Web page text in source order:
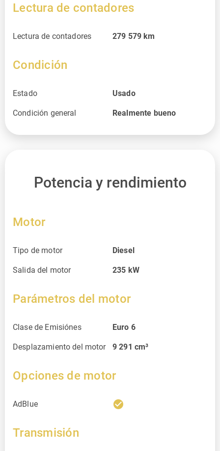
Lectura de contadores
Lectura de contadores 279 579 km
Condición
Estado Usado
Condición general Realmente bueno
Potencia y rendimiento
Motor
Tipo de motor Diesel
Salida del motor 235 kW
Parámetros del motor
Clase de Emisiónes Euro 6
Desplazamiento del motor 9 291 cm³
Opciones de motor
AdBlue check_circle
Transmisión